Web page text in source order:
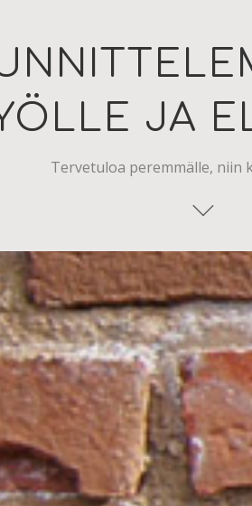
JA
Tervetuloa peremmälle, niin